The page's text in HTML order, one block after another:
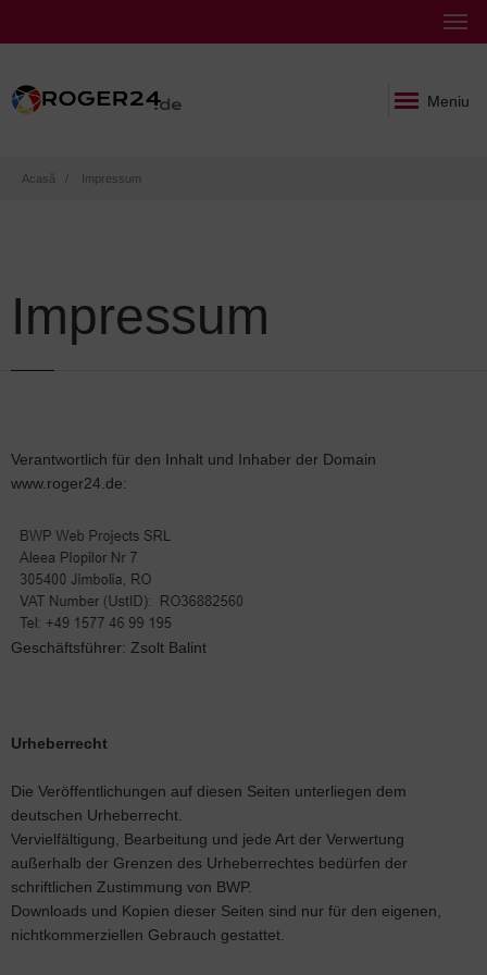
Meniu
Breadcrumb
Acasă Impressum
Impressum
Verantwortlich für den Inhalt und Inhaber der Domain
www.roger24.de:
Geschäftsführer: Zsolt Balint
Urheberrecht
Die Veröffentlichungen auf diesen Seiten unterliegen dem
deutschen Urheberrecht.
Vervielfältigung, Bearbeitung und jede Art der Verwertung
außerhalb der Grenzen des Urheberrechtes bedürfen der
schriftlichen Zustimmung von BWP.
Downloads und Kopien dieser Seiten sind nur für den eigenen,
nichtkommerziellen Gebrauch gestattet.